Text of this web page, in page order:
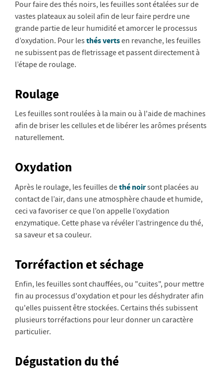
Pour faire des thés noirs, les feuilles sont étalées sur de
vastes plateaux au soleil afin de leur faire perdre une
grande partie de leur humidité et amorcer le processus
d’oxydation. Pour lesthés vertsen revanche, les feuilles
ne subissent pas de fletrissage et passent directement à
l’étape de roulage.
Roulage
Les feuilles sont roulées à la main ou à l'aide de machines
afin de briser les cellules et de libérer les arômes présents
naturellement.
Oxydation
Après le roulage, les feuilles dethé noirsont placées au
contact de l’air, dans une atmosphère chaude et humide,
ceci va favoriser ce que l’on appelle l’oxydation
enzymatique. Cette phase va révéler l’astringence du thé,
sa saveur et sa couleur.
Torréfaction et séchage
Enfin, les feuilles sont chauffées, ou "cuites", pour mettre
fin au processus d'oxydation et pour les déshydrater afin
qu'elles puissent être stockées. Certains thés subissent
plusieurs torréfactions pour leur donner un caractère
particulier.
Dégustation du thé